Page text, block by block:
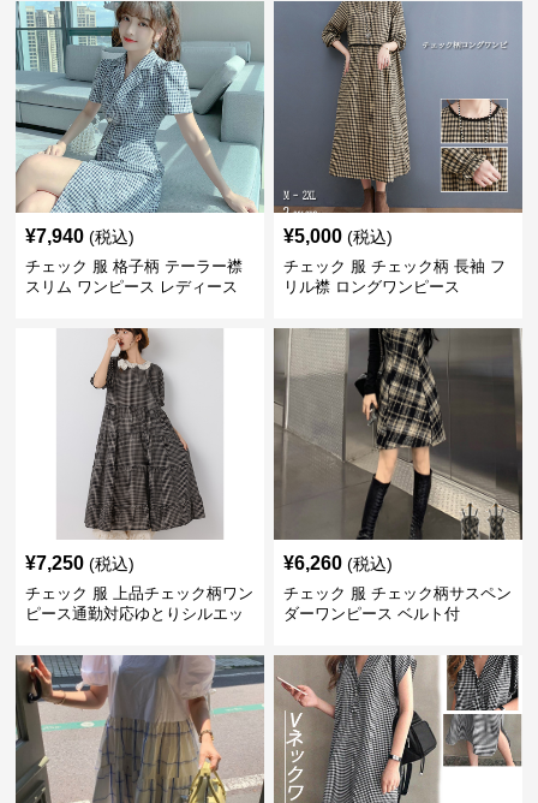
¥7,940 (税込)
チェック 服 格子柄 テーラー襟
スリム ワンピース レディース
¥5,000 (税込)
チェック 服 チェック柄 長袖 フ
リル襟 ロングワンピース
¥7,250 (税込)
チェック 服 上品チェック柄ワン
ピース通勤対応ゆとりシルエッ
¥6,260 (税込)
チェック 服 チェック柄サスペン
ダーワンピース ベルト付